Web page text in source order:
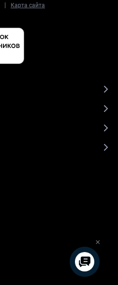
| Карта сайта
×